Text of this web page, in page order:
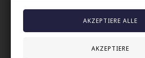
67,00 EUR